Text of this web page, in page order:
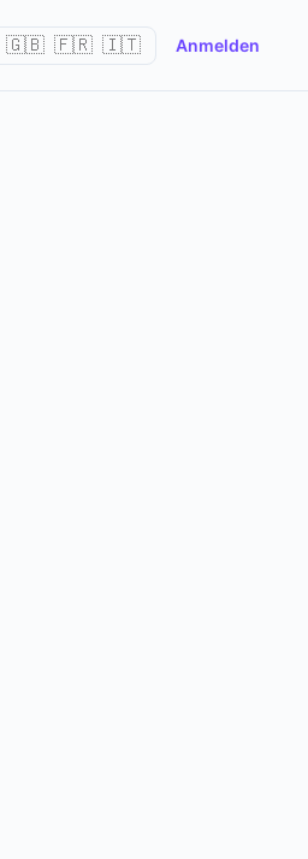
🇬🇧 🇫🇷 🇮🇹 Anmelden